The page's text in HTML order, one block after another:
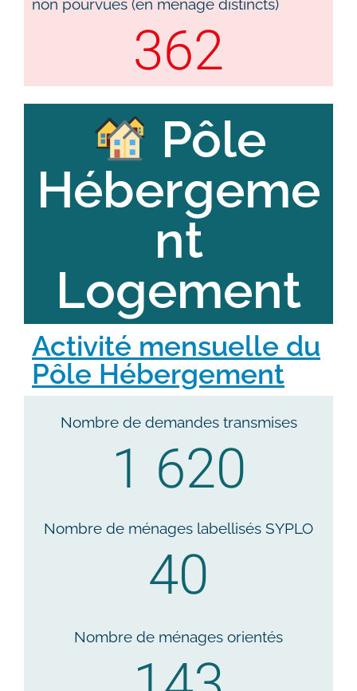
non pourvues (en ménage distincts)
362
Pôle
Hébergeme
nt
Logement
Activité mensuelle du
Pôle Hébergement
Nombre de demandes transmises
1 620
Nombre de ménages labellisés SYPLO
40
Nombre de ménages orientés